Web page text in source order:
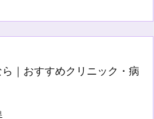
｜おすすめクリニック・病